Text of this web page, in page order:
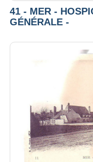
41 - MER -
GÉNÉRALE -